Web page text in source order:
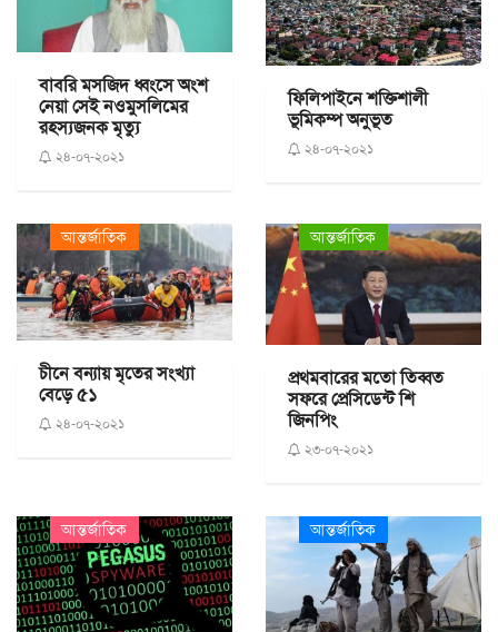
বাবরি মসজিদ ধ্বংসে অংশ
নেয়া সেই নওমুসলিমের
রহস্যজনক মৃত্যু
২৪-০৭-২০২১
ফিলিপাইনে শক্তিশালী
ভূমিকম্প অনুভূত
২৪-০৭-২০২১
আন্তর্জাতিক
চীনে বন্যায় মৃতের সংখ্যা
বেড়ে ৫১
২৪-০৭-২০২১
আন্তর্জাতিক
প্রথমবারের মতো তিব্বত
সফরে প্রেসিডেন্ট শি
জিনপিং
২৩-০৭-২০২১
আন্তর্জাতিক আন্তর্জাতিক